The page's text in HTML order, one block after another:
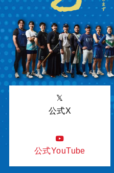
𝕏
公式X
公式YouTube